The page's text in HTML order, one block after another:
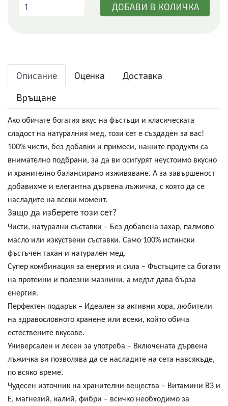
ДОБАВИ В КОЛИЧКА
Описание Оценка
Доставка
Връщане
Ако обичате богатия вкус на фъстъци и класическата
сладост на натуралния мед, този сет е създаден за вас!
100% чисти, без добавки и примеси, нашите продукти са
внимателно подбрани, за да ви осигурят неустоимо вкусно
и хранително балансирано изживяване. А за завършеност
добавихме и елегантна дървена лъжичка, с която да се
насладите на всеки момент.
Защо да изберете този сет?
Чисти, натурални съставки – Без добавена захар, палмово
масло или изкуствени съставки. Само 100% истински
фъстъчен тахан и натурален мед.
Супер комбинация за енергия и сила – Фъстъците са богати
на протеини и полезни мазнини, а медът дава бърза
енергия.
Перфектен подарък – Идеален за активни хора, любители
на здравословното хранене или всеки, който обича
естествените вкусове.
Универсален и лесен за употреба – Включената дървена
лъжичка ви позволява да се насладите на сета навсякъде,
по всяко време.
Чудесен източник на хранителни вещества – Витамини B3 и
E, магнезий, калий, фибри – всичко необходимо за